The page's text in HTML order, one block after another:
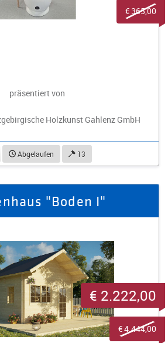
präsentiert von
Holzkunst Gahlenz GmbH
Abgelaufen 13
€ 365,00
"Boden I"
€ 2.222,00
€ 4.444,00